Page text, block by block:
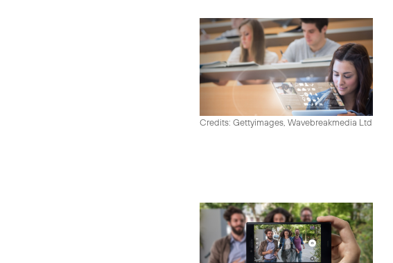
Credits: Gettyimages, Wavebreakmedia Ltd